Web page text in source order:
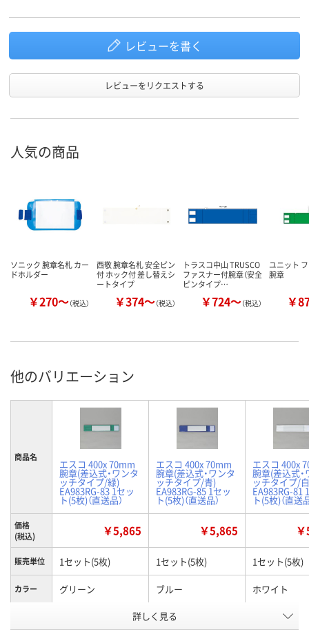
レビューを書く
レビューをリクエストする
人気の商品
ソニック 腕章名札 カー
ドホルダー
￥270～（税込）
西敬 腕章名札 安全ピン
付 ホック付 差し替えシ
ートタイプ
￥374～（税込）
トラスコ中山 TRUSCO
ファスナー付腕章（安全
ピンタイプ…
￥724～（税込）
ユニット
腕章
￥
他のバリエーション
商品名
エスコ 400x 70mm
腕章(差込式・ワンタ
ッチタイプ/緑)
EA983RG-83 1セッ
ト(5枚)（直送品）
エスコ 400x 70mm
腕章(差込式・ワンタ
ッチタイプ/青)
EA983RG-85 1セッ
ト(5枚)（直送品）
エスコ 400x
腕章(差込式
ッチタイプ/
EA983RG-81
ト(5枚)（直送
価格
(税込)
￥5,865 ￥5,865
販売単位 1セット(5枚) 1セット(5枚) 1セット(5枚)
カラー グリーン ブルー ホワイト
HJ92514 HJ92510
詳しく見る